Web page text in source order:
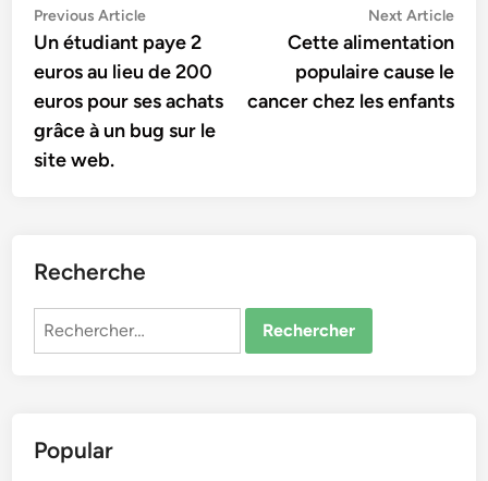
Navigation
de
l’article
Previous ArticlePrevious
article:
Un étudiant paye 2
euros au lieu de 200
euros pour ses achats
grâce à un bug sur le
site web.
Next Article
Cette alimentation
populaire cause le
cancer chez les enfants
Recherche
Rechercher :
Popular